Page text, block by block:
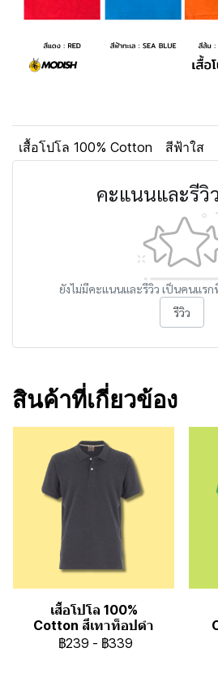
เสื้อโปโล 100% Cotton สีฟ้าใส
คะแนนและรีวิ
ยังไม่มีคะแนนและรีวิว เป็นคนแร
รีวิว
สินค้าที่เกี่ยวข้อง
เสื้อโปโล 100%
Cotton สีเทาท็อปดำ
฿239 - ฿339